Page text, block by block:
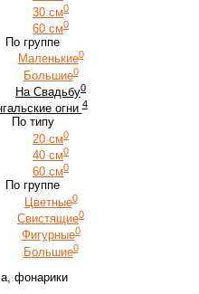
30 см0
60 см0
По группе
Маленькие0
Большие0
На Свадьбу0
огни 4
По типу
20 см0
40 см0
60 см0
По группе
Цветные0
Свистящие0
Фигурные0
Большие0
фонарики